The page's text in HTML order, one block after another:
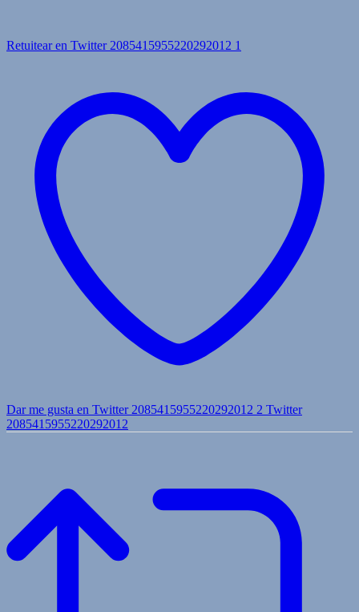
Retuitear en Twitter 2085415955220292012 1
Dar me gusta en Twitter 2085415955220292012 2 Twitter
2085415955220292012